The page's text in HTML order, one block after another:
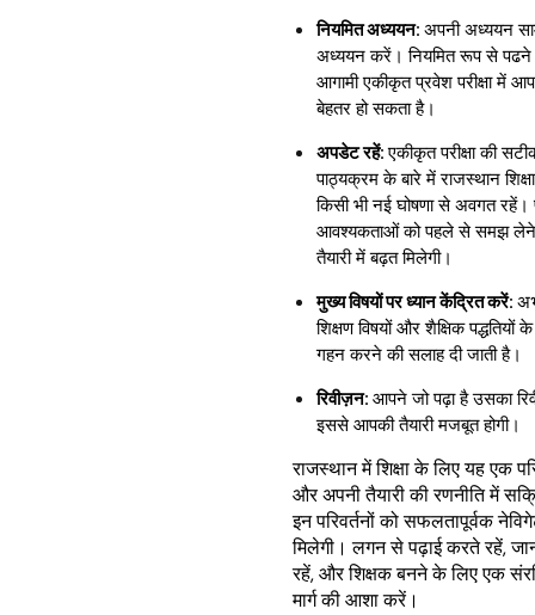
नियमित अध्ययन: अपनी अध्ययन
अध्ययन करें। नियमित रूप से
आगामी एकीकृत प्रवेश परीक्षा में
बेहतर हो सकता है।
अपडेट रहें:एकीकृत परीक्षा की
पाठ्यक्रम के बारे में राजस्थान
किसी भी नई घोषणा से अवगत
आवश्यकताओं को पहले से समझ
तैयारी में बढ़त मिलेगी।
मुख्य विषयों पर ध्यान केंद्रित करें:
शिक्षण विषयों और शैक्षिक पद्धतियों
गहन करने की सलाह दी जाती है।
रिवीज़न: आपने जो पढ़ा है उसका
इससे आपकी तैयारी मजबूत होगी।
राजस्थान में शिक्षा के लिए यह एक
और अपनी तैयारी की रणनीति में
इन परिवर्तनों को सफलतापूर्वक
मिलेगी। लगन से पढ़ाई करते रहें,
रहें, और शिक्षक बनने के लिए एक
मार्ग की आशा करें।